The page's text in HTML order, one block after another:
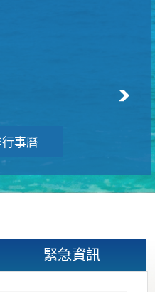
事曆
緊急資訊